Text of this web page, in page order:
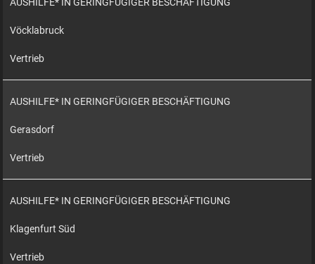
Vöcklabruck
Vertrieb
AUSHILFE* IN GERINGFÜGIGER BESCHÄFTIGUNG
Gerasdorf
Vertrieb
AUSHILFE* IN GERINGFÜGIGER BESCHÄFTIGUNG
Klagenfurt Süd
Vertrieb